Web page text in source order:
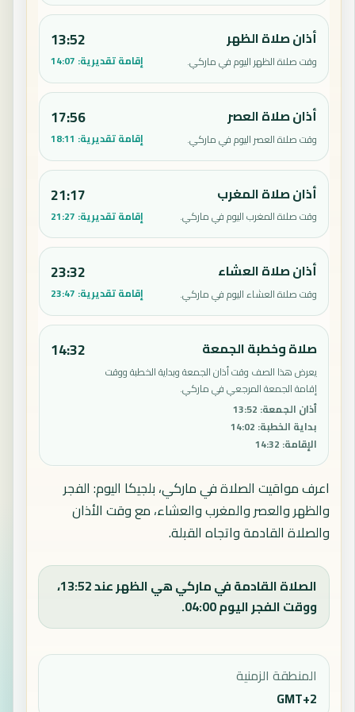
أذان صلاة الظهر
وقت صلاة الظهر اليوم في ماركي.
13:52
إقامة تقديرية: 14:07
أذان صلاة العصر
وقت صلاة العصر اليوم في ماركي.
17:56
إقامة تقديرية: 18:11
أذان صلاة المغرب
وقت صلاة المغرب اليوم في ماركي.
21:17
إقامة تقديرية: 21:27
أذان صلاة العشاء
وقت صلاة العشاء اليوم في ماركي.
23:32
إقامة تقديرية: 23:47
صلاة وخطبة الجمعة
يعرض هذا الصف وقت أذان الجمعة وبداية الخطبة ووقت
إقامة الجمعة المرجعي في ماركي.
أذان الجمعة:
13:52
بداية الخطبة:
14:02
الإقامة:
14:32
14:32
اعرف مواقيت الصلاة في ماركي، بلجيكا اليوم: الفجر
والظهر والعصر والمغرب والعشاء، مع وقت الأذان
والصلاة القادمة واتجاه القبلة.
الصلاة القادمة في ماركي هي الظهر عند 13:52،
ووقت الفجر اليوم 04:00.
المنطقة الزمنية
GMT+2